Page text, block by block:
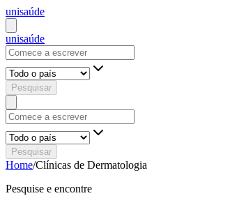
unisaúde
unisaúde
Pesquisar
Pesquisar
Home/Clínicas de Dermatologia
Pesquise e encontre